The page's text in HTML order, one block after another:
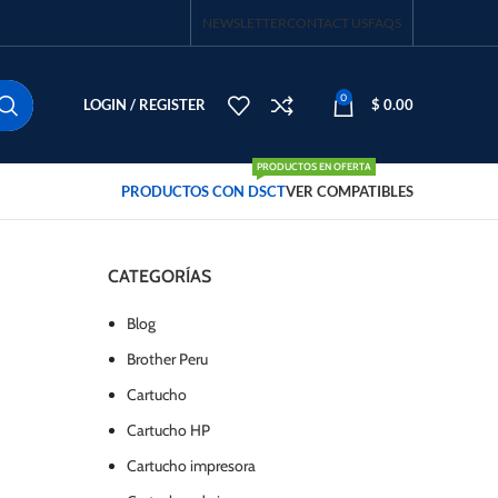
NEWSLETTERCONTACT USFAQS
LOGIN / REGISTER 0 $ 0.00
PRODUCTOS CON DSCT
PRODUCTOS EN OFERTA
VER COMPATIBLES
CATEGORÍAS
Blog
Brother Peru
Cartucho
Cartucho HP
Cartucho impresora